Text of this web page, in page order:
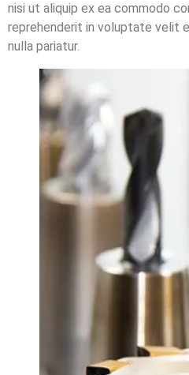
nisi ut aliquip ex ea commodo
reprehenderit in voluptate velit
nulla pariatur.